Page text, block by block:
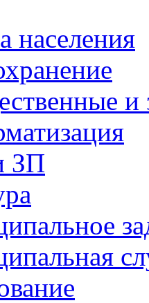
населения
и
ЗП